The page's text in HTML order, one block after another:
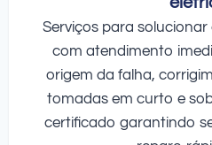
Serviços para
com atendimento
origem da falha,
tomadas em curto e
certificado garantindo